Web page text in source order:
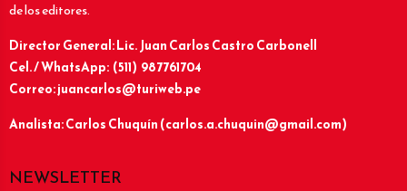
de los editores.
Director General: Lic.Juan Carlos Castro Carbonell
Cel. / WhatsApp: (511) 987761704
Correo: juancarlos@turiweb.pe
Analista: Carlos Chuquín (carlos.a.chuquin@gmail.com)
NEWSLETTER